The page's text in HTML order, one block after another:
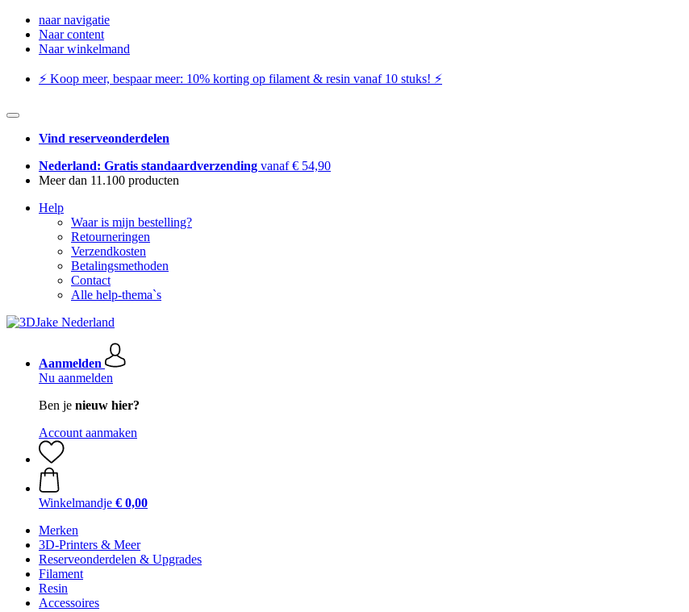
naar navigatie
Naar content
Naar winkelmand
⚡️ Koop meer, bespaar meer: ​​10% korting op filament & resin vanaf 10 stuks! ⚡️
Vind reserveonderdelen
Nederland: Gratis standaardverzending vanaf € 54,90
Meer dan 11.100 producten
Help
Waar is mijn bestelling?
Retourneringen
Verzendkosten
Betalingsmethoden
Contact
Alle help-thema`s
Aanmelden
Nu aanmelden
Ben je nieuw hier?
Account aanmaken
Winkelmandje € 0,00
Merken
3D-Printers & Meer
Reserveonderdelen & Upgrades
Filament
Resin
Accessoires